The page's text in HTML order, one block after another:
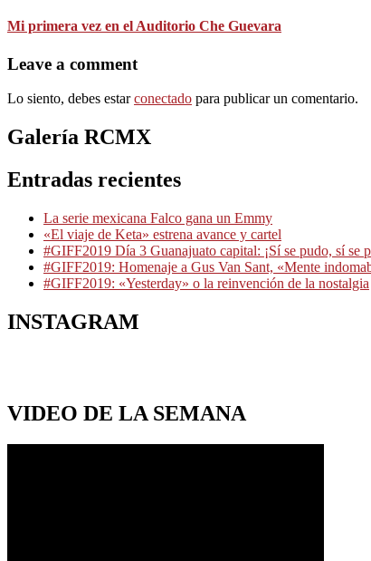
Mi primera vez en el Auditorio Che Guevara
Leave a comment
Lo siento, debes estarconectado para publicar un comentario.
Galería RCMX
Entradas recientes
La serie mexicana Falco gana un Emmy
«El viaje de Keta» estrena avance y cartel
#GIFF2019 Día 3 Guanajuato capital: ¡Sí se pudo, sí se
#GIFF2019: Homenaje a Gus Van Sant, «Mente
#GIFF2019: «Yesterday» o la reinvención de la nostalgia
INSTAGRAM
VIDEO DE LA SEMANA